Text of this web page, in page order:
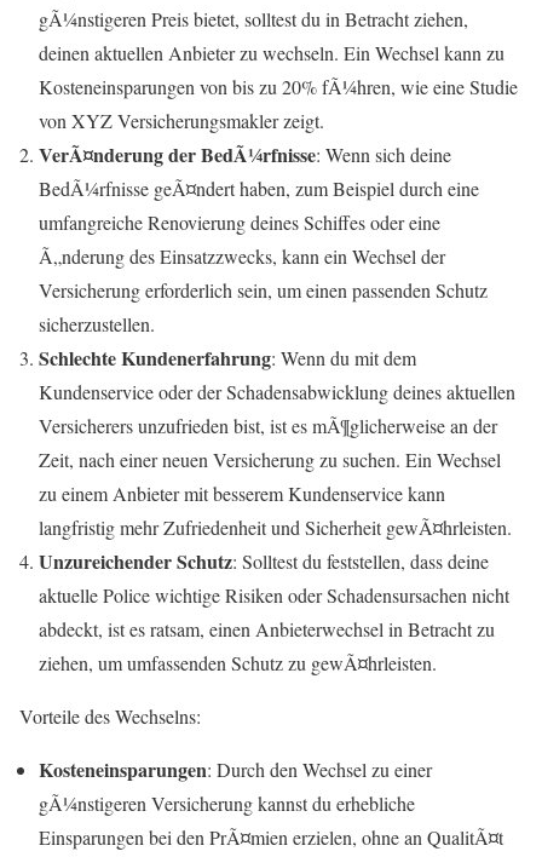
gÃ¼nstigeren Preis bietet, solltest du in Betracht ziehen,
deinen aktuellen Anbieter zu wechseln. Ein Wechsel kann zu
Kosteneinsparungen von bis zu 20% fÃ¼hren, wie eine Studie
von XYZ Versicherungsmakler zeigt.
VerÃ¤nderung der BedÃ¼rfnisse: Wenn sich deine
BedÃ¼rfnisse geÃ¤ndert haben, zum Beispiel durch eine
umfangreiche Renovierung deines Schiffes oder eine
Ã„nderung des Einsatzzwecks, kann ein Wechsel der
Versicherung erforderlich sein, um einen passenden Schutz
sicherzustellen.
Schlechte Kundenerfahrung: Wenn du mit dem
Kundenservice oder der Schadensabwicklung deines aktuellen
Versicherers unzufrieden bist, ist es mÃ¶glicherweise an der
Zeit, nach einer neuen Versicherung zu suchen. Ein Wechsel
zu einem Anbieter mit besserem Kundenservice kann
langfristig mehr Zufriedenheit und Sicherheit gewÃ¤hrleisten.
Unzureichender Schutz: Solltest du feststellen, dass deine
aktuelle Police wichtige Risiken oder Schadensursachen nicht
abdeckt, ist es ratsam, einen Anbieterwechsel in Betracht zu
ziehen, um umfassenden Schutz zu gewÃ¤hrleisten.
Vorteile des Wechselns:
Kosteneinsparungen: Durch den Wechsel zu einer
gÃ¼nstigeren Versicherung kannst du erhebliche
Einsparungen bei den PrÃ¤mien erzielen, ohne an QualitÃ¤t